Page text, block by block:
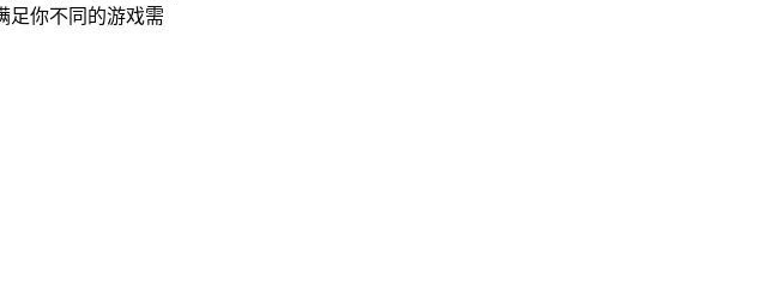
足你不同的游戏需